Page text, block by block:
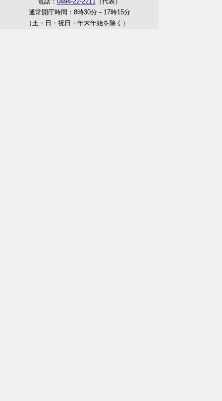
通常開庁時間：8時30分～17時15分
（土・日・祝日・年末年始を除く）